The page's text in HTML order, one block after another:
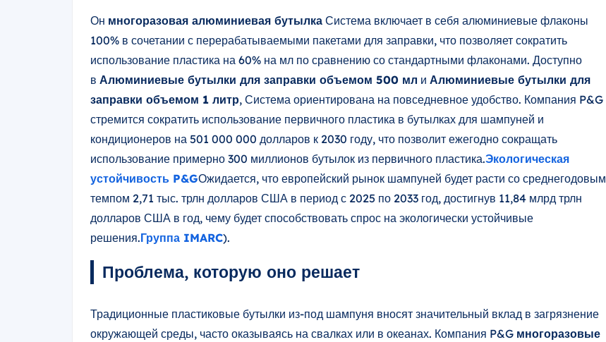
Он многоразовая алюминиевая бутылка Система включает в себя алюминиевые флаконы
100% в сочетании с перерабатываемыми пакетами для заправки, что позволяет сократить
использование пластика на 60% на мл по сравнению со стандартными флаконами. Доступно
в Алюминиевые бутылки для заправки объемом 500 мл и Алюминиевые бутылки для
заправки объемом 1 литр, Система ориентирована на повседневное удобство. Компания P&G
стремится сократить использование первичного пластика в бутылках для шампуней и
кондиционеров на 501 000 000 долларов к 2030 году, что позволит ежегодно сокращать
использование примерно 300 миллионов бутылок из первичного пластика.Экологическая
устойчивость P&GОжидается, что европейский рынок шампуней будет расти со среднегодовым
темпом 2,71 тыс. трлн долларов США в период с 2025 по 2033 год, достигнув 11,84 млрд трлн
долларов США в год, чему будет способствовать спрос на экологически устойчивые
решения.Группа IMARC).
Проблема, которую оно решает
Традиционные пластиковые бутылки из-под шампуня вносят значительный вклад в загрязнение
окружающей среды, часто оказываясь на свалках или в океанах. Компания P&G многоразовые